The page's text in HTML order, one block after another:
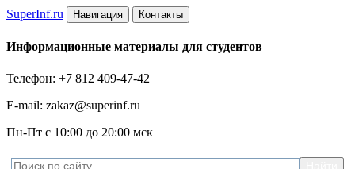
SuperInf.ru Навигация Контакты
Информационные материалы для студентов
Телефон: +7 812 409-47-42
E-mail: zakaz@superinf.ru
Пн-Пт с 10:00 до 20:00 мск